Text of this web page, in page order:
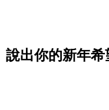
說出你的新年